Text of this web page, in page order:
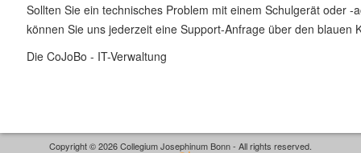
Sollten Sie ein technisches Problem mit einem Schulgerät oder -
können Sie uns jederzeit eine Support-Anfrage über den blauen
Die CoJoBo - IT-Verwaltung
Copyright © 2026 Collegium Josephinum Bonn - All rights reserved.